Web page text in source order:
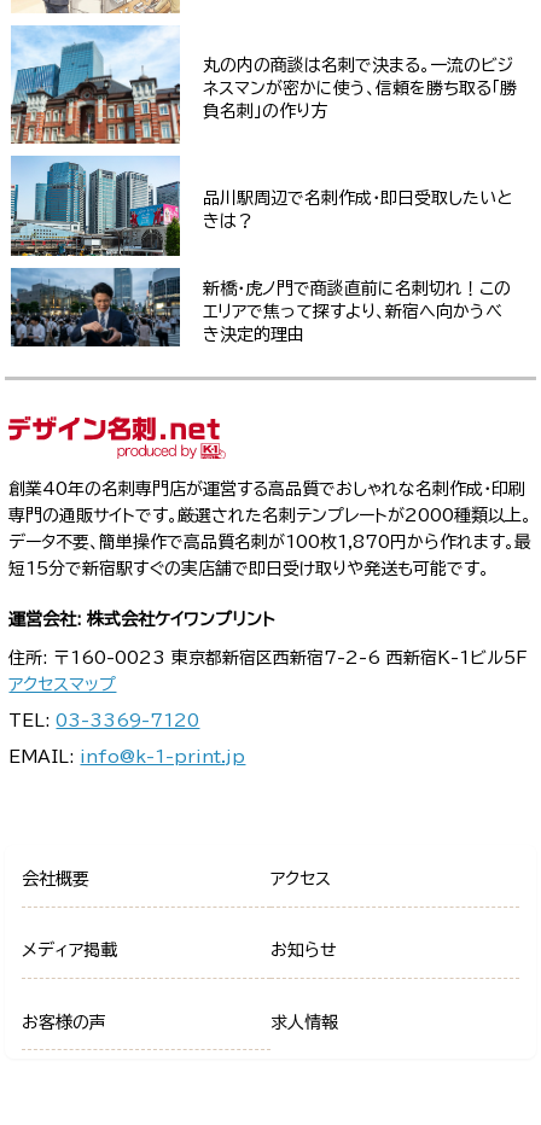
丸の内の商談は名刺で決まる。一流のビジ
ネスマンが密かに使う、信頼を勝ち取る「勝
負名刺」の作り方
品川駅周辺で名刺作成・即日受取したいと
きは？
新橋・虎ノ門で商談直前に名刺切れ！この
エリアで焦って探すより、新宿へ向かうべ
き決定的理由
創業40年の名刺専門店が運営する高品質でおしゃれな名刺作成・印刷
専門の通販サイトです。厳選された名刺テンプレートが2000種類以上。
データ不要、簡単操作で高品質名刺が100枚1,870円から作れます。最
短15分で新宿駅すぐの実店舗で即日受け取りや発送も可能です。
運営会社: 株式会社ケイワンプリント
住所: 〒160-0023 東京都新宿区西新宿7-2-6 西新宿K-1ビル5F
アクセスマップ
TEL:03-3369-7120
EMAIL: info@k-1-print.jp
会社概要 アクセス
メディア掲載 お知らせ
お客様の声 求人情報